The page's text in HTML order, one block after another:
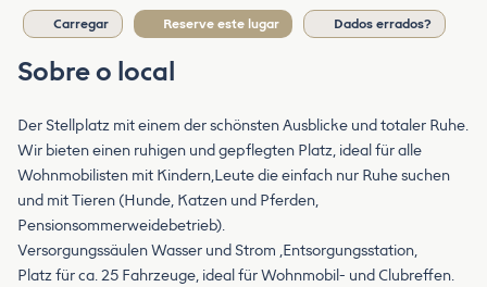
Carregar Reserve este lugar Dados errados?
Sobre o local
Der Stellplatz mit einem der schönsten Ausblicke und totaler Ruhe.
Wir bieten einen ruhigen und gepflegten Platz, ideal für alle
Wohnmobilisten mit Kindern,Leute die einfach nur Ruhe suchen
und mit Tieren (Hunde, Katzen und Pferden,
Pensionsommerweidebetrieb).
Versorgungssäulen Wasser und Strom ,Entsorgungsstation,
Platz für ca. 25 Fahrzeuge, ideal für Wohnmobil- und Clubreffen.